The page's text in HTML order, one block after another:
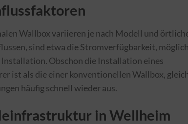
Wallbox variieren je nach Modell und
sind etwa die Stromverfügbarkeit,
Obschon die Installation eines
ist als die einer konventionellen Wallbox,
häufig schnell wieder aus.
in Wellheim